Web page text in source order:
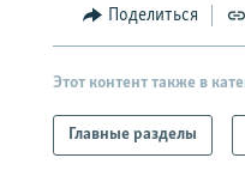
Поделиться
Этот контент также в
Главные разделы